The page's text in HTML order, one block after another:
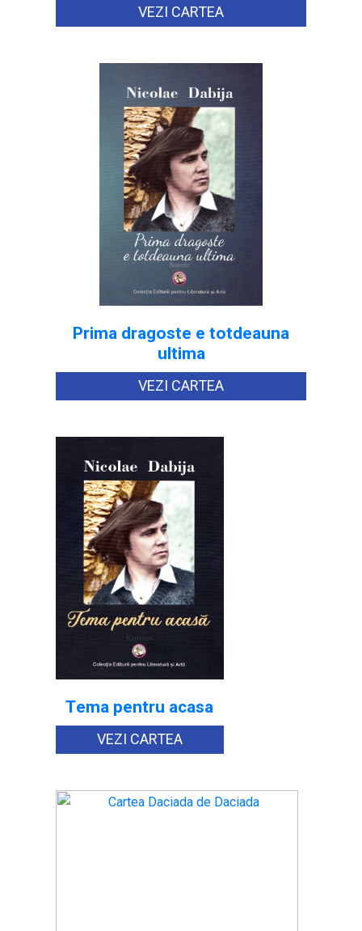
VEZI CARTEA
Prima dragoste e totdeauna
ultima
VEZI CARTEA
Tema pentru acasa
VEZI CARTEA